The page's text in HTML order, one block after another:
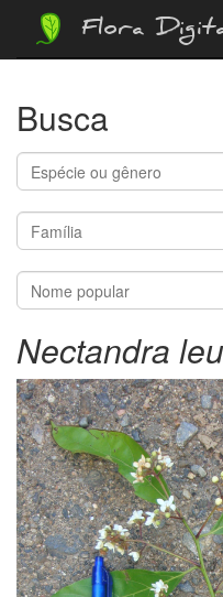
Flora
Busca
Nectandra